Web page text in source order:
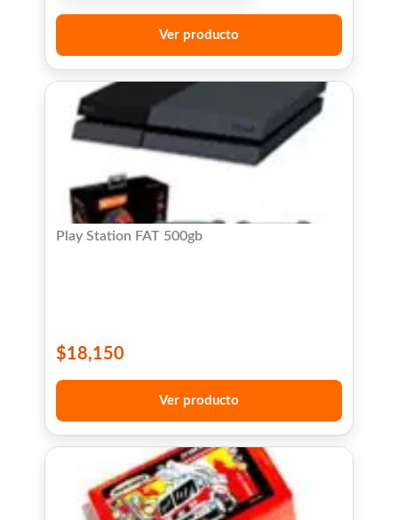
Ver producto
Play Station FAT 500gb
$18,150
Ver producto